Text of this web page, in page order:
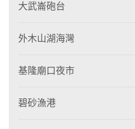
大武崙砲台
外木山湖海灣
基隆廟口夜市
碧砂漁港